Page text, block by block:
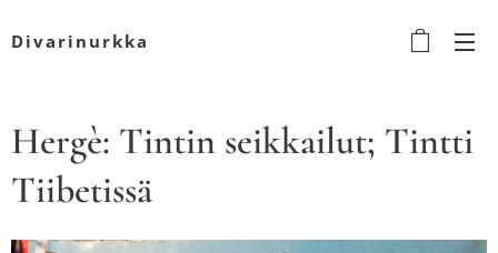
Divarinurkka
Hergè: Tintin seikkailut; Tintti
Tiibetissä